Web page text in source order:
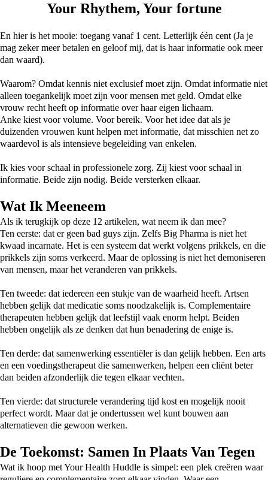
Your Rhythem, Your fortune
En hier is het mooie: toegang vanaf 1 cent. Letterlijk één cent (Ja je
mag zeker meer betalen en geloof mij, dat is haar informatie ook meer
dan waard).
Waarom? Omdat kennis niet exclusief moet zijn. Omdat informatie niet
alleen toegankelijk moet zijn voor mensen met geld. Omdat elke
vrouw recht heeft op informatie over haar eigen lichaam.
Anke kiest voor volume. Voor bereik. Voor het idee dat als je
duizenden vrouwen kunt helpen met informatie, dat misschien net zo
waardevol is als intensieve begeleiding van enkelen.
Ik kies voor schaal in professionele zorg. Zij kiest voor schaal in
informatie. Beide zijn nodig. Beide versterken elkaar.
Wat Ik Meeneem
Als ik terugkijk op deze 12 artikelen, wat neem ik dan mee?
Ten eerste: dat er geen bad guys zijn. Zelfs Big Pharma is niet het
kwaad incarnate. Het is een systeem dat werkt volgens prikkels, en die
prikkels zijn soms verkeerd. Maar de oplossing is niet het demoniseren
van mensen, maar het veranderen van prikkels.
Ten tweede: dat iedereen een stukje van de waarheid heeft. Artsen
hebben gelijk dat medicatie soms noodzakelijk is. Complementaire
therapeuten hebben gelijk dat leefstijl vaak enorm helpt. Beiden
hebben ongelijk als ze denken dat hun benadering de enige is.
Ten derde: dat samenwerking essentiëler is dan gelijk hebben. Een arts
en een voedingstherapeut die samenwerken, helpen een cliënt beter
dan beiden afzonderlijk die tegen elkaar vechten.
Ten vierde: dat structurele verandering tijd kost en mogelijk nooit
perfect wordt. Maar dat je ondertussen wel kunt bouwen aan
alternatieven die gewoon werken.
De Toekomst: Samen In Plaats Van Tegen
Wat ik hoop met Your Health Huddle is simpel: een plek creëren waar